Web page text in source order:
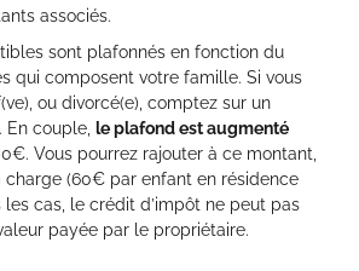
associés.
sont plafonnés en fonction du
qui composent votre famille. Si vous
ou divorcé(e), comptez sur un
couple, le plafond est augmenté
Vous pourrez rajouter à ce montant,
charge (60€ par enfant en résidence
les cas, le crédit d’impôt ne peut pas
payée par le propriétaire.